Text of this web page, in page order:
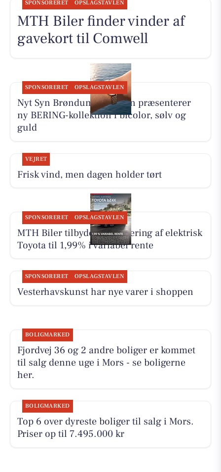
SPONSORERET OPSLAGSTAVLEN
MTH Biler finder vinder af
gavekort til Comwell
SPONSORERET OPSLAGSTAVLEN
Nyt Syn Brøndum Jeppesen præsenterer
ny BERING-kollektion i bicolor, sølv og
guld
VEJRET
Frisk vind, men dagen holder tørt
SPONSORERET OPSLAGSTAVLEN
MTH Biler tilbyder finansiering af elektrisk
Toyota til 1,99% i variabel rente
SPONSORERET OPSLAGSTAVLEN
Vesterhavskunst har nye varer i shoppen
BOLIGMARKED
Fjordvej 36 og 2 andre boliger er kommet
til salg denne uge i Mors - se boligerne
her.
BOLIGMARKED
Top 6 over dyreste boliger til salg i Mors.
Priser op til 7.495.000 kr